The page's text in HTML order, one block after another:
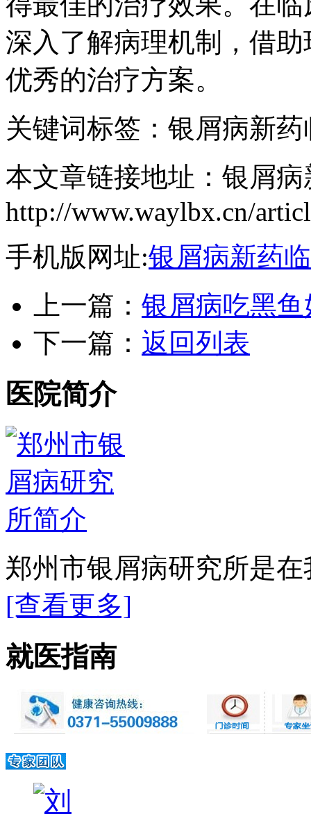
深入了解病理机制，借
优秀的治疗方案。
关键词标签：银屑病新药
本文章链接地址：银屑
http://www.waylbx.cn/
手机版网址:银屑病新药
上一篇： 银屑病吃黑鱼
下一篇： 返回列表
医院简介
郑州市银屑病研究所是
[查看更多]
就医指南